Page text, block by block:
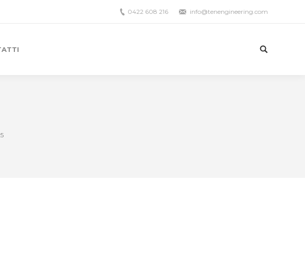
0422 608 216 info@tenengineering.com
Search: